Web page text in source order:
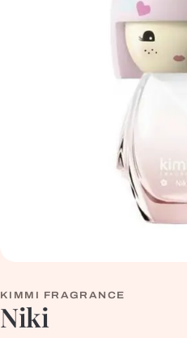
KIMMI FRAGRANCE
Niki